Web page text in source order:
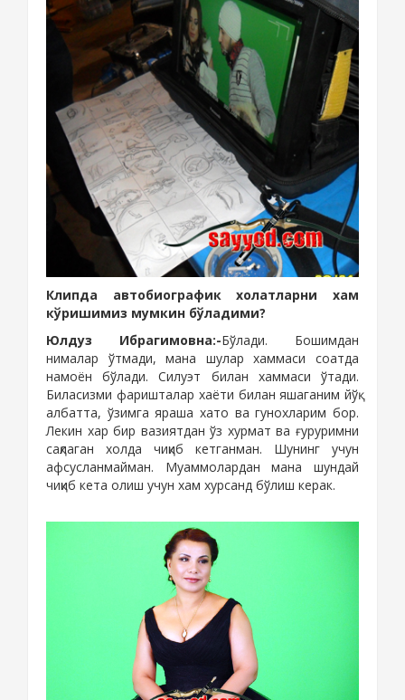
Клипда автобиографик холатларни хам
кўришимиз мумкин бўладими?
Юлдуз Ибрагимовна:-Бўлади. Бошимдан
нималар ўтмади, мана шулар хаммаси соатда
намоён бўлади. Силуэт билан хаммаси ўтади.
Биласизми фаришталар хаёти билан яшаганим йўқ
албатта, ўзимга яраша хато ва гунохларим бор.
Лекин хар бир вазиятдан ўз хурмат ва ғуруримни
сақлаган холда чиқиб кетганман. Шунинг учун
афсусланмайман. Муаммолардан мана шундай
чиқиб кета олиш учун хам хурсанд бўлиш керак.